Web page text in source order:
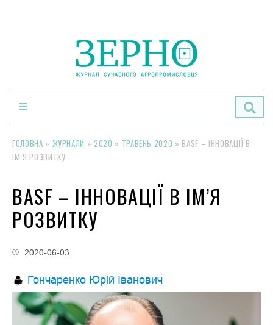
ГОЛОВНА » ЖУРНАЛИ »2020 » ТРАВЕНЬ 2020 » BASF – ІННОВАЦІЇ В
ІМ’Я РОЗВИТКУ
BASF – ІННОВАЦІЇ В ІМ’Я
РОЗВИТКУ
2020-06-03
Гончаренко Юрій Іванович